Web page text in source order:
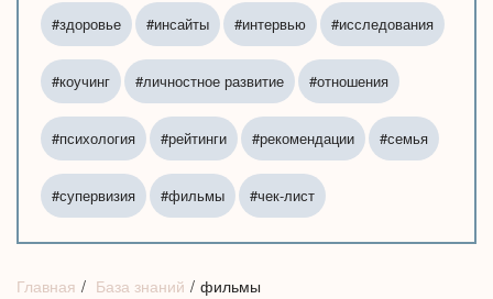
#здоровье #инсайты #интервью #исследования
#коучинг #личностное развитие #отношения
#психология #рейтинги #рекомендации #семья
#супервизия #фильмы #чек-лист
Главная База знаний фильмы